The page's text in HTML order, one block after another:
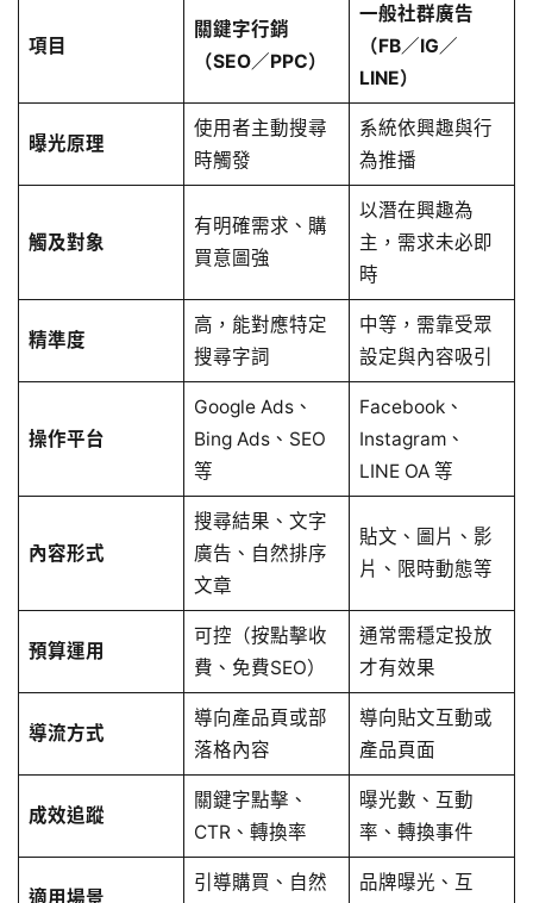
項目
關鍵字行銷
（SEO／PPC）
一般社群廣告
（FB／IG／
LINE）
曝光原理
使用者主動搜尋
時觸發
系統依興趣與行
為推播
觸及對象
有明確需求、購
買意圖強
以潛在興趣為
主，需求未必即
時
精準度
高，能對應特定
搜尋字詞
中等，需靠受眾
設定與內容吸引
操作平台
Google Ads、
Bing Ads、SEO
等
Facebook、
Instagram、
LINE OA 等
內容形式
搜尋結果、文字
廣告、自然排序
文章
貼文、圖片、影
片、限時動態等
預算運用
可控（按點擊收
費、免費SEO）
通常需穩定投放
才有效果
導流方式
導向產品頁或部
落格內容
導向貼文互動或
產品頁面
成效追蹤
關鍵字點擊、
CTR、轉換率
曝光數、互動
率、轉換事件
適用場景
引導購買、自然
品牌曝光、互